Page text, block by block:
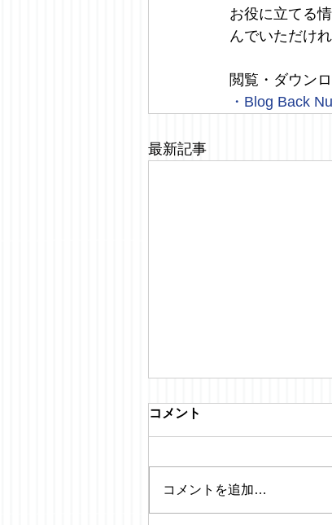
お役に立てる
んでいただけ
閲覧・ダウン
・ Blog Back
最新記事
コメント
コメントを追加…